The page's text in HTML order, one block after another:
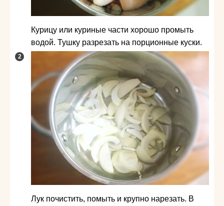
Курицу или куриные части хорошо промыть
водой. Тушку разрезать на порционные куски.
Лук почистить, помыть и крупно нарезать. В